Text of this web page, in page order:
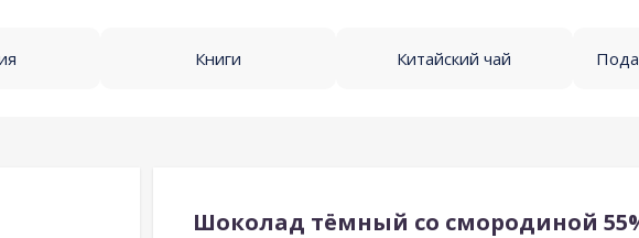
Книги Китайский чай
Шоколад тёмный со смородиной